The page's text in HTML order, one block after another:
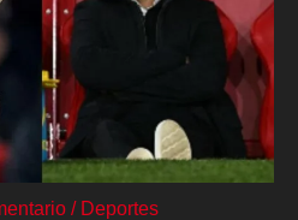
/ Deportes